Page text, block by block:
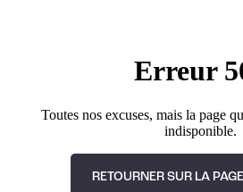
Erreur
Toutes nos excuses, mais la page
indisponible.
RETOURNER SUR LA